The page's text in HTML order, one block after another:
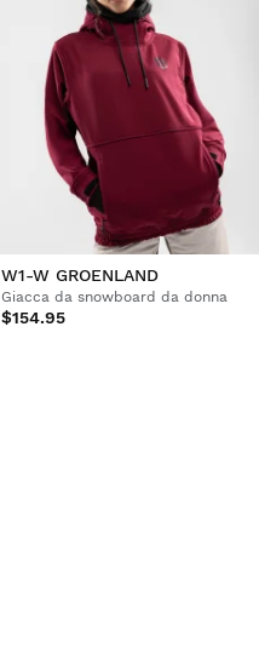
W1-W GROENLAND
Giacca da snowboard da donna
$154.95